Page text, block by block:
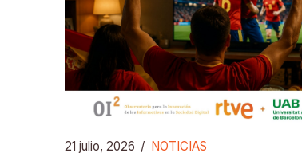
21 julio, 2026 / NOTICIAS